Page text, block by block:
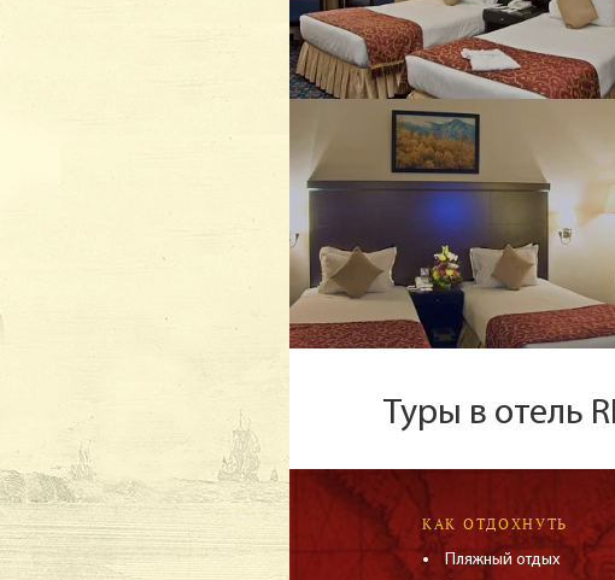
Туры в отель
КАК ОТДОХНУТЬ
Пляжный отдых